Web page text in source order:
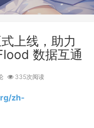
上线，助力
数据互通
335次阅读
zh-